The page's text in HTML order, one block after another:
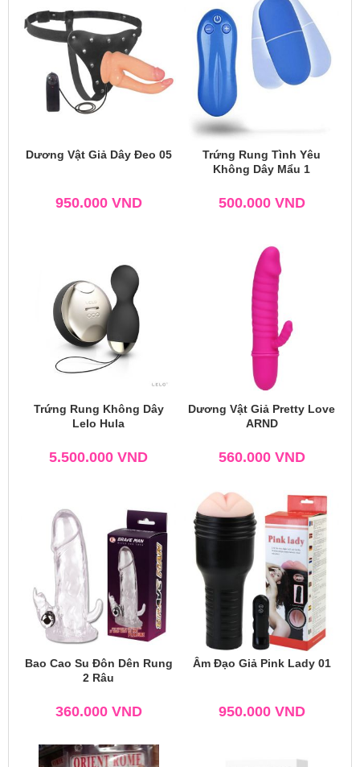
Dương Vật Giả Dây Đeo 05
950.000 VND
Trứng Rung Tình Yêu
Không Dây Mẩu 1
500.000 VND
Trứng Rung Không Dây
Lelo Hula
5.500.000 VND
Dương Vật Giả Pretty Love
ARND
560.000 VND
Bao Cao Su Đôn Dên Rung
2 Râu
360.000 VND
Âm Đạo Giả Pink Lady 01
950.000 VND